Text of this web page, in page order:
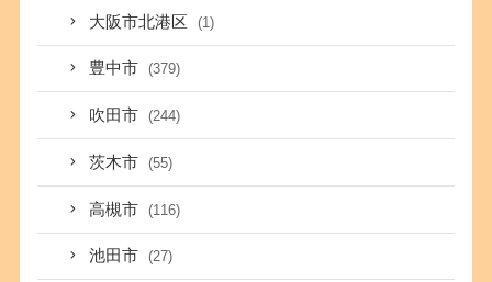
大阪市北港区 (1)
豊中市 (379)
吹田市 (244)
茨木市 (55)
高槻市 (116)
池田市 (27)